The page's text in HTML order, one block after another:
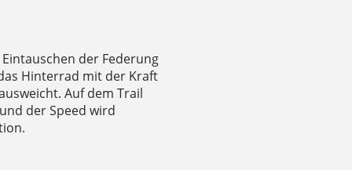
der Federung
Hinterrad mit der Kraft
Auf dem Trail
der Speed wird